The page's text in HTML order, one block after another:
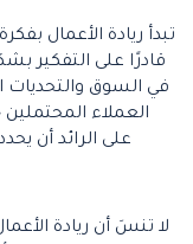
تبدأ ريادة الأعمال
قادرًا على التفكير
في السوق والتحديات
العملاء
على الرائد أن
لا تنسَ أن ريادة